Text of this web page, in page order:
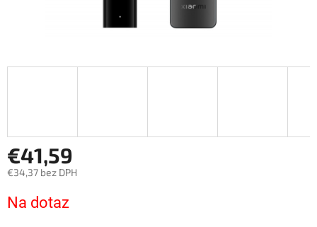
€41,59
€34,37 bez DPH
cena:
Na dotaz